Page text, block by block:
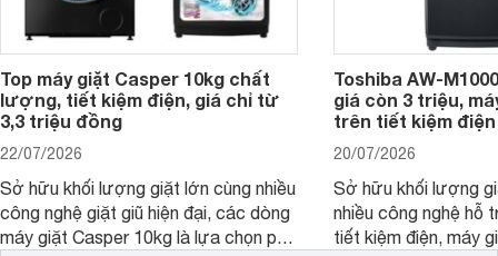
Top máy giặt Casper 10kg chất
lượng, tiết kiệm điện, giá chỉ từ
3,3 triệu đồng
22/07/2026
Sở hữu khối lượng giặt lớn cùng nhiều
công nghệ giặt giũ hiện đại, các dòng
máy giặt Casper 10kg là lựa chọn phù
Toshiba AW-
giá còn 3 triệu,
trên tiết kiệm
20/07/2026
Sở hữu khối lượng
nhiều công nghệ hỗ
tiết kiệm điện, máy